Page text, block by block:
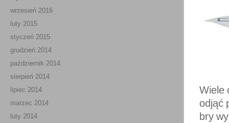
wrzesień 2016
luty 2015
styczeń 2015
grudzień 2014
październik 2014
sierpień 2014
lipiec 2014
marzec 2014
luty 2014
Wiele
odjąć
bry